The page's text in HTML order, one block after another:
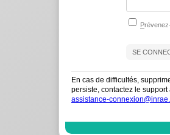
P
En cas de difficultés,
persiste, contactez le
assistance-